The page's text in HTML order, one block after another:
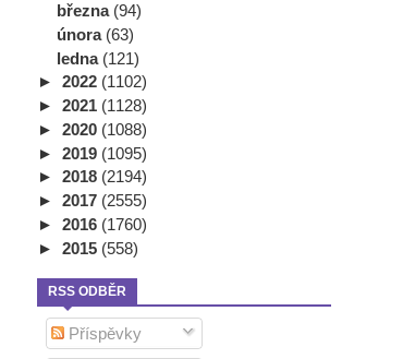
března (94)
února (63)
ledna (121)
► 2022 (1102)
► 2021 (1128)
► 2020 (1088)
► 2019 (1095)
► 2018 (2194)
► 2017 (2555)
► 2016 (1760)
► 2015 (558)
RSS ODBĚR
Příspěvky